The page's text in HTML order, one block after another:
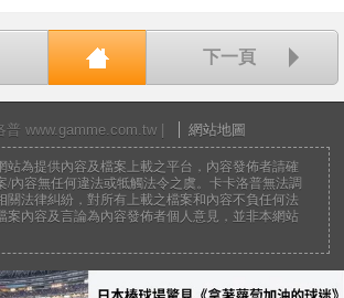
回首頁
下一頁
www.gamme.com.tw | 網站地圖
站為提供內容及檔案上載之平台，內容發佈者請確
/內容無任何違法或牴觸法令之虞。卡卡洛普無法調
關法律糾紛，對所有上載之檔案和內容不負任何法
案內容及言論為內容發佈者個人意見，並非本網站